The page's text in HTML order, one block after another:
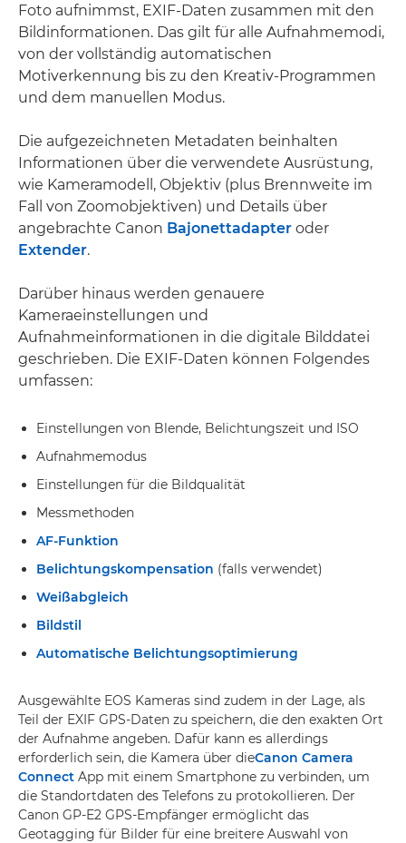
Foto aufnimmst, EXIF-Daten zusammen mit den
Bildinformationen. Das gilt für alle Aufnahmemodi,
von der vollständig automatischen
Motiverkennung bis zu den Kreativ-Programmen
und dem manuellen Modus.
Die aufgezeichneten Metadaten beinhalten
Informationen über die verwendete Ausrüstung,
wie Kameramodell, Objektiv (plus Brennweite im
Fall von Zoomobjektiven) und Details über
angebrachte Canon Bajonettadapter oder
Extender.
Darüber hinaus werden genauere
Kameraeinstellungen und
Aufnahmeinformationen in die digitale Bilddatei
geschrieben. Die EXIF-Daten können Folgendes
umfassen:
Einstellungen von Blende, Belichtungszeit und ISO
Aufnahmemodus
Einstellungen für die Bildqualität
Messmethoden
AF-Funktion
Belichtungskompensation (falls verwendet)
Weißabgleich
Bildstil
Automatische Belichtungsoptimierung
Ausgewählte EOS Kameras sind zudem in der Lage, als
Teil der EXIF GPS-Daten zu speichern, die den exakten Ort
der Aufnahme angeben. Dafür kann es allerdings
erforderlich sein, die Kamera über dieCanon Camera
Connect App mit einem Smartphone zu verbinden, um
die Standortdaten des Telefons zu protokollieren. Der
Canon GP-E2 GPS-Empfänger ermöglicht das
Geotagging für Bilder für eine breitere Auswahl von